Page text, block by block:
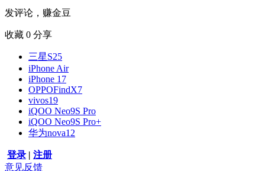
发评论，赚金豆
收藏 0 分享
三星S25
iPhone Air
iPhone 17
OPPOFindX7
vivos19
iQOO Neo9S Pro
iQOO Neo9S Pro+
华为nova12
登录 | 注册
意见反馈